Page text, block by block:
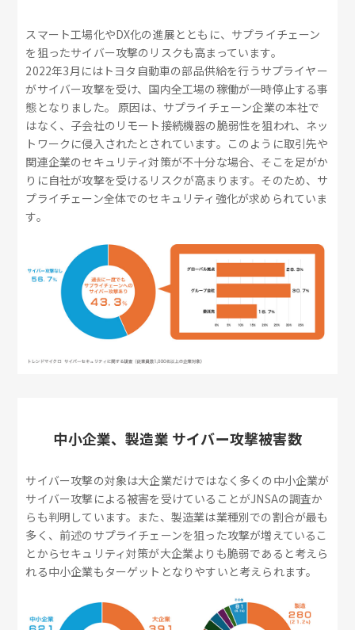
スマート工場化やDX化の進展とともに、サプライチェーン
を狙ったサイバー攻撃のリスクも高まっています。
2022年3月にはトヨタ自動車の部品供給を行うサプライヤー
がサイバー攻撃を受け、国内全工場の稼働が一時停止する事
態となりました。 原因は、サプライチェーン企業の本社で
はなく、子会社のリモート接続機器の脆弱性を狙われ、ネッ
トワークに侵入されたとされています。このように取引先や
関連企業のセキュリティ対策が不十分な場合、そこを足がか
りに自社が攻撃を受けるリスクが高まります。そのため、サ
プライチェーン全体でのセキュリティ強化が求められていま
す。
中小企業、製造業 サイバー攻撃被害数
サイバー攻撃の対象は大企業だけではなく多くの中小企業が
サイバー攻撃による被害を受けていることがJNSAの調査か
らも判明しています。また、製造業は業種別での割合が最も
多く、前述のサプライチェーンを狙った攻撃が増えているこ
とからセキュリティ対策が大企業よりも脆弱であると考えら
れる中小企業もターゲットとなりやすいと考えられます。